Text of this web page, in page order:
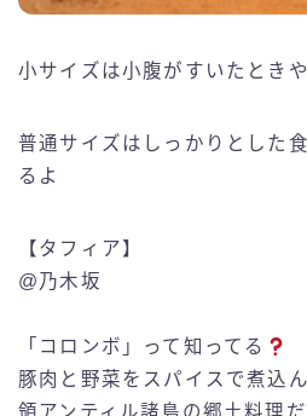
小サイズは小腹がすいたとき
普通サイズはしっかりとした
るよ
【タフィア】
@乃木坂
「コロンボ」って知ってる
豚肉と野菜をスパイスで煮込